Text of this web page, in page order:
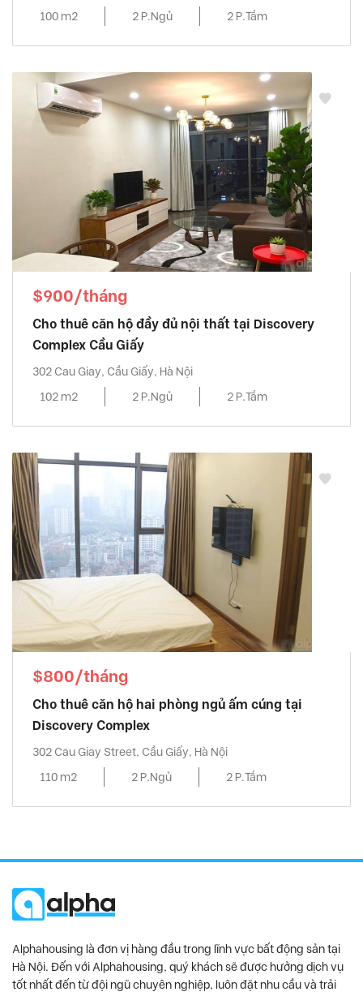
100 m2
2 P.Ngủ 2 P.Tắm
$900/tháng
Cho thuê căn hộ đầy đủ nội thất tại Discovery
Complex Cầu Giấy
302 Cau Giay, Cầu Giấy, Hà Nội
102 m2
2 P.Ngủ 2 P.Tắm
$800/tháng
Cho thuê căn hộ hai phòng ngủ ấm cúng tại
Discovery Complex
302 Cau Giay Street, Cầu Giấy, Hà Nội
110 m2
2 P.Ngủ 2 P.Tắm
Alphahousing là đơn vị hàng đầu trong lĩnh vực bất động sản tại
Hà Nội. Đến với Alphahousing, quý khách sẽ được hưởng dịch vụ
tốt nhất đến từ đội ngũ chuyên nghiệp, luôn đặt nhu cầu và trải